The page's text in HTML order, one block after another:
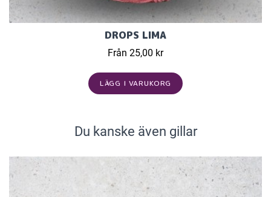
DROPS LIMA
Från 25,00 kr
LÄGG I VARUKORG
Du kanske även gillar